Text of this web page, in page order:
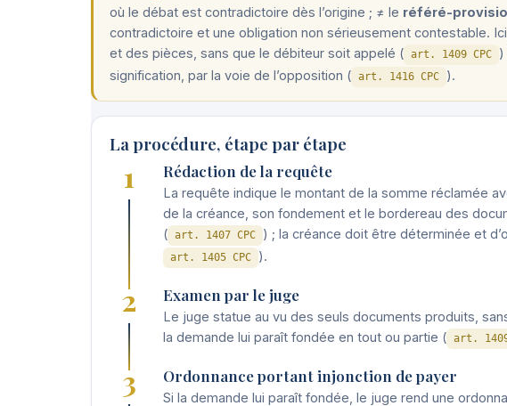
où le débat est contradictoire dès l’origine ; ≠ le référé-
contradictoire et une obligation non sérieusement contestable.
et des pièces, sans que le débiteur soit appelé ( art. 1409 CPC
)
signification, par la voie de l’opposition ( art. 1416 CPC ).
La procédure, étape par étape
1 Rédaction de la requête
La requête indique le montant de la somme réclamée
de la créance, son fondement et le bordereau des
( art. 1407 CPC ) ; la créance doit être déterminée et
art. 1405 CPC ).
2 Examen par le juge
Le juge statue au vu des seuls documents produits,
la demande lui paraît fondée en tout ou partie ( art. 1409
3 Ordonnance portant injonction de payer
Si la demande lui paraît fondée, le juge rend une